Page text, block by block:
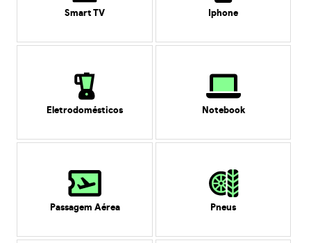
Smart TV Iphone
Eletrodomésticos Notebook
Passagem Aérea Pneus